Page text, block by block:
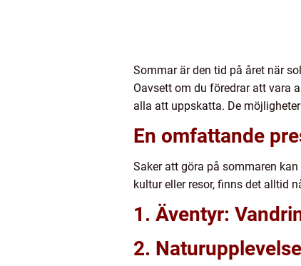
Sommar är den tid på året när
Oavsett om du föredrar att vara
alla att uppskatta. De
En omfattande
Saker att göra på sommaren
kultur eller resor, finns det alltid
1. Äventyr:
2.